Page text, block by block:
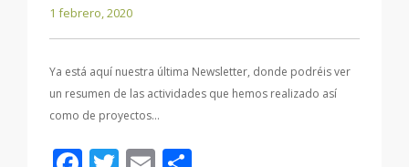
1 febrero, 2020
Ya está aquí nuestra última Newsletter, donde podréis ver
un resumen de las actividades que hemos realizado así
como de proyectos…